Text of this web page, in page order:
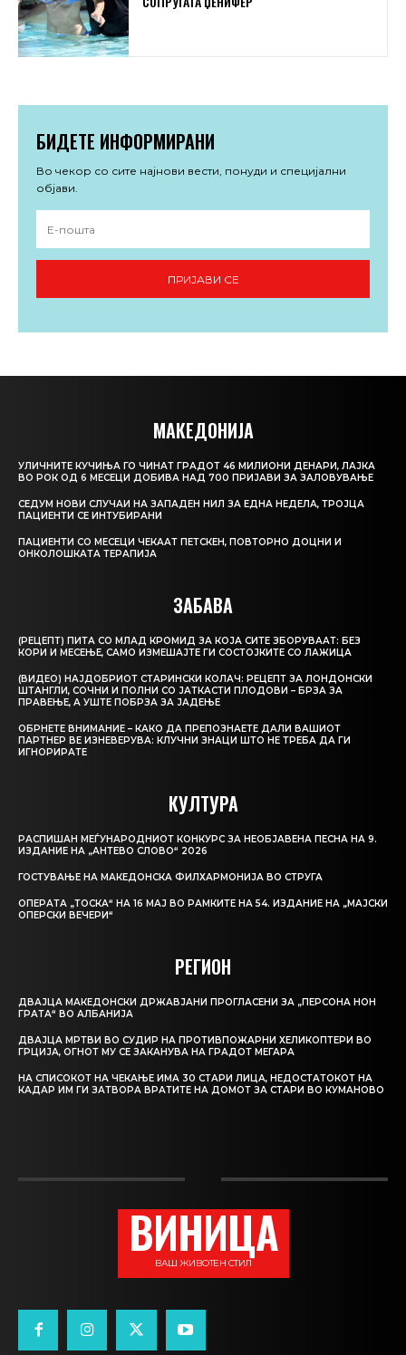
БИДЕТЕ ИНФОРМИРАНИ
Во чекор со сите најнови вести, понуди и специјални
објави.
ПРИЈАВИ СЕ
МАКЕДОНИЈА
УЛИЧНИТЕ КУЧИЊА ГО ЧИНАТ ГРАДОТ 46 МИЛИОНИ ДЕНАРИ, ЛАЈКА
ВО РОК ОД 6 МЕСЕЦИ ДОБИВА НАД 700 ПРИЈАВИ ЗА ЗАЛОВУВАЊЕ
СЕДУМ НОВИ СЛУЧАИ НА ЗАПАДЕН НИЛ ЗА ЕДНА НЕДЕЛА, ТРОЈЦА
ПАЦИЕНТИ СЕ ИНТУБИРАНИ
ПАЦИЕНТИ СО МЕСЕЦИ ЧЕКААТ ПЕТСКЕН, ПОВТОРНО ДОЦНИ И
ОНКОЛОШКАТА ТЕРАПИЈА
ЗАБАВА
(РЕЦЕПТ) ПИТА СО МЛАД КРОМИД ЗА КОЈА СИТЕ ЗБОРУВААТ: БЕЗ
КОРИ И МЕСЕЊЕ, САМО ИЗМЕШАЈТЕ ГИ СОСТОЈКИТЕ СО ЛАЖИЦА
(ВИДЕО) НАЈДОБРИОТ СТАРИНСКИ КОЛАЧ: РЕЦЕПТ ЗА ЛОНДОНСКИ
ШТАНГЛИ, СОЧНИ И ПОЛНИ СО ЈАТКАСТИ ПЛОДОВИ – БРЗА ЗА
ПРАВЕЊЕ, А УШТЕ ПОБРЗА ЗА ЈАДЕЊЕ
ОБРНЕТЕ ВНИМАНИЕ – КАКО ДА ПРЕПОЗНАЕТЕ ДАЛИ ВАШИОТ
ПАРТНЕР ВЕ ИЗНЕВЕРУВА: КЛУЧНИ ЗНАЦИ ШТО НЕ ТРЕБА ДА ГИ
ИГНОРИРАТЕ
КУЛТУРА
РАСПИШАН МЕЃУНАРОДНИОТ КОНКУРС ЗА НЕОБЈАВЕНА ПЕСНА НА 9.
ИЗДАНИЕ НА „АНТЕВО СЛОВО“ 2026
ГОСТУВАЊЕ НА МАКЕДОНСКА ФИЛХАРМОНИЈА ВО СТРУГА
ОПЕРАТА „ТОСКА“ НА 16 МАЈ ВО РАМКИТЕ НА 54. ИЗДАНИЕ НА „МАЈСКИ
ОПЕРСКИ ВЕЧЕРИ“
РЕГИОН
ДВАЈЦА МАКЕДОНСКИ ДРЖАВЈАНИ ПРОГЛАСЕНИ ЗА „ПЕРСОНА НОН
ГРАТА“ ВО АЛБАНИЈА
ДВАЈЦА МРТВИ ВО СУДИР НА ПРОТИВПОЖАРНИ ХЕЛИКОПТЕРИ ВО
ГРЦИЈА, ОГНОТ МУ СЕ ЗАКАНУВА НА ГРАДОТ МЕГАРА
НА СПИСОКОТ НА ЧЕКАЊЕ ИМА 30 СТАРИ ЛИЦА, НЕДОСТАТОКОТ НА
КАДАР ИМ ГИ ЗАТВОРА ВРАТИТЕ НА ДОМОТ ЗА СТАРИ ВО КУМАНОВО
ВИНИЦА
ВАШ ЖИВОТЕН СТИЛ